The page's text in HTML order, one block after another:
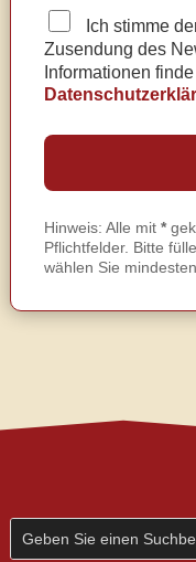
Ich stimme
Zusendung des
Informationen
Hinweis: Alle mit *
Pflichtfelder. Bitte
wählen Sie